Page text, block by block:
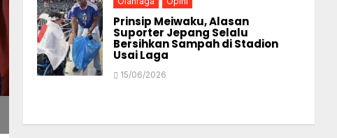
Prinsip Meiwaku, Alasan
Suporter Jepang Selalu
Bersihkan Sampah di Stadion
Usai Laga
15/06/2026